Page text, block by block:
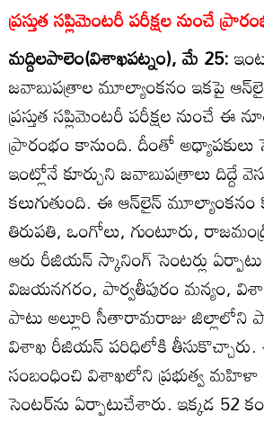
ప్రస్తుత సప్లిమెంటరీ పరీక్షల నుంచే
మద్దిలపాలెం(విశాఖపట్నం), మే 25:
జవాబుపత్రాల మూల్యాంకనం ఇకపై
ప్రస్తుత సప్లిమెంటరీ పరీక్షల నుంచే ఈ
ప్రారంభం కానుంది. దీంతో అధ్యాపకులు
ఇంట్లోనే కూర్చుని జవాబుపత్రాలు దిద్దే
కలుగుతుంది. ఈ ఆన్‌లైన్‌ మూల్యాంకనం
తిరుపతి, ఒంగోలు, గుంటూరు,
ఆరు రీజియన్‌ స్కానింగ్‌ సెంటర్లు
విజయనగరం, పార్వతీపురం మన్యం,
పాటు అల్లూరి సీతారామరాజు జిల్లాలోని
విశాఖ రీజియన్‌ పరిధిలోకి
సంబంధించి విశాఖలోని ప్రభుత్వ
సెంటర్‌ను ఏర్పాటుచేశారు. ఇక్కడ 52